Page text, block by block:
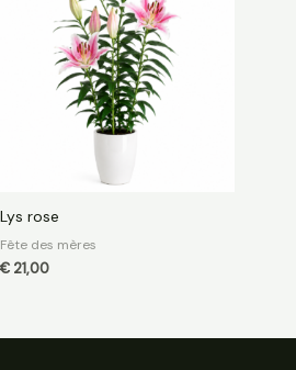
Lys rose
Fête des mères
€ 21,00